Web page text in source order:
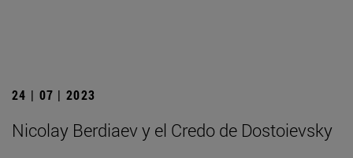
24 | 07 | 2023
Nicolay Berdiaev y el Credo de Dostoievsky